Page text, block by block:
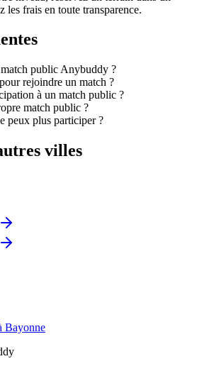
les frais en toute transparence.
public Anybuddy ?
rejoindre un match ?
à un match public ?
match public ?
peux plus participer ?
villes
Bayonne